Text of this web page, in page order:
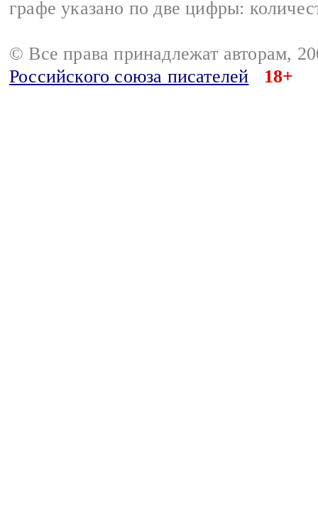
графе указано по две цифры:
© Все права принадлежат авторам,
Российского союза писателей
18+